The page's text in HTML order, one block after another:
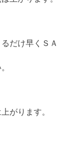
だけ早くＳＡ
がります。